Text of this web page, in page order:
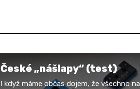
České „nášlapy“ (test)
I když máme občas dojem, že všechno na